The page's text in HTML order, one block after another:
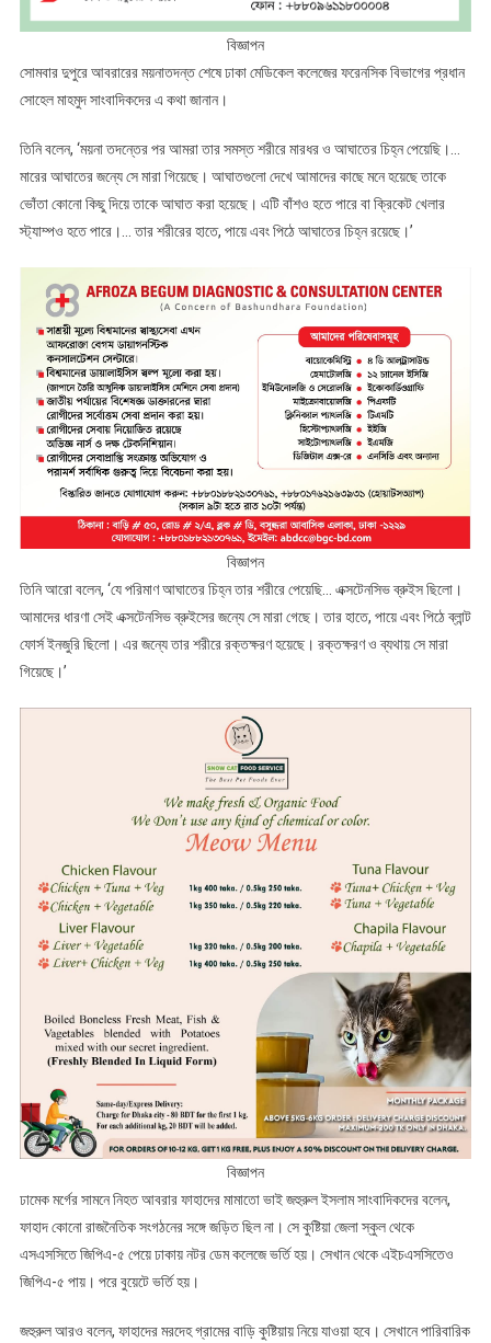
বিজ্ঞাপন
সোমবার দুপুরে আবরারের ময়নাতদন্ত শেষে ঢাকা মেডিকেল কলেজের ফরেনসিক বিভাগের প্রধান
সোহেল মাহমুদ সাংবাদিকদের এ কথা জানান।
তিনি বলেন, ‘ময়না তদন্তের পর আমরা তার সমস্ত শরীরে মারধর ও আঘাতের চিহ্ন পেয়েছি।…
মারের আঘাতের জন্যে সে মারা গিয়েছে। আঘাতগুলো দেখে আমাদের কাছে মনে হয়েছে তাকে
ভোঁতা কোনো কিছু দিয়ে তাকে আঘাত করা হয়েছে। এটি বাঁশও হতে পারে বা ক্রিকেট খেলার
স্ট্যাম্পও হতে পারে।… তার শরীরের হাতে, পায়ে এবং পিঠে আঘাতের চিহ্ন রয়েছে।’
বিজ্ঞাপন
তিনি আরো বলেন, ‘যে পরিমাণ আঘাতের চিহ্ন তার শরীরে পেয়েছি… এক্সটেনসিভ ব্রুইস ছিলো।
আমাদের ধারণা সেই এক্সটেনসিভ ব্রুইসের জন্যে সে মারা গেছে। তার হাতে, পায়ে এবং পিঠে ব্লান্ট
ফোর্স ইনজুরি ছিলো। এর জন্যে তার শরীরে রক্তক্ষরণ হয়েছে। রক্তক্ষরণ ও ব্যথায় সে মারা
গিয়েছে।’
বিজ্ঞাপন
ঢামেক মর্গের সামনে নিহত আবরার ফাহাদের মামাতো ভাই জহুরুল ইসলাম সাংবাদিকদের বলেন,
ফাহাদ কোনো রাজনৈতিক সংগঠনের সঙ্গে জড়িত ছিল না। সে কুষ্টিয়া জেলা স্কুল থেকে
এসএসসিতে জিপিএ-৫ পেয়ে ঢাকায় নটর ডেম কলেজে ভর্তি হয়। সেখান থেকে এইচএসসিতেও
জিপিএ-৫ পায়। পরে বুয়েটে ভর্তি হয়।
জহুরুল আরও বলেন, ফাহাদের মরদেহ গ্রামের বাড়ি কুষ্টিয়ায় নিয়ে যাওয়া হবে। সেখানে পারিবারিক